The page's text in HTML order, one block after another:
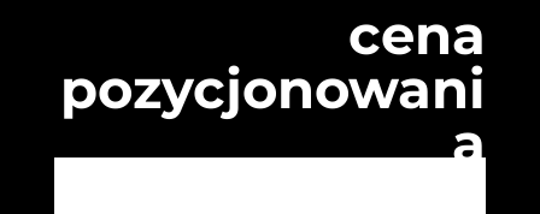
cena
pozycjonowani
a